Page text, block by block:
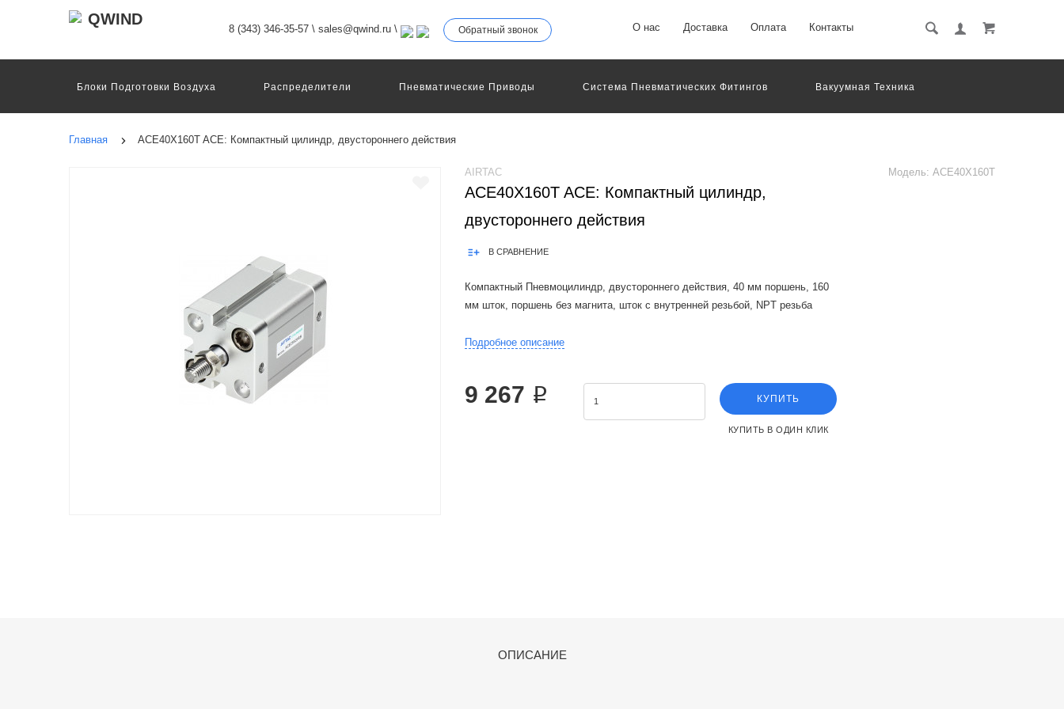
8 (343) 346-35-57 \ sales@qwind.ru \ Обратный звонок О нас Доставка Оплата Контакты
Блоки Подготовки Воздуха Распределители Пневматические Приводы Система Пневматических Фитингов
Вакуумная Техника
Motion Terminal
Системы Перемещения Технология Управления
Главная ACE40X160T ACE: Компактный цилиндр, двустороннего действия
Модель: ACE40X160T
AIRTAC
ACE40X160T ACE: Компактный цилиндр,
двустороннего действия
В СРАВНЕНИЕ
Компактный Пневмоцилиндр, двустороннего действия, 40 мм поршень, 160
мм шток, поршень без магнита, шток с внутренней резьбой, NPT резьба
Product Features:1.In accordance with ISO21287 standard, the mounting size is
Подробное описание
9 267 ₽ КУПИТЬ
КУПИТЬ В ОДИН КЛИК
ОПИСАНИЕ